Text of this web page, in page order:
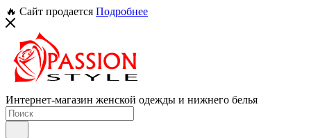
🔥 Сайт продается Подробнее
Интернет-магазин женской одежды и нижнего белья